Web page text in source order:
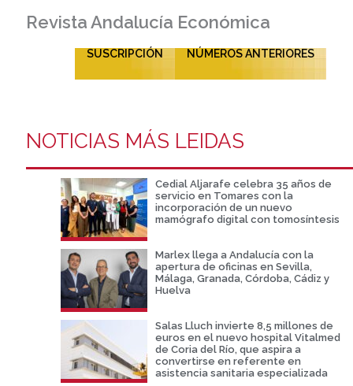
Revista Andalucía Económica
SUSCRIPCIÓN NÚMEROS ANTERIORES
NOTICIAS MÁS LEIDAS
Cedial Aljarafe celebra 35 años de
servicio en Tomares con la
incorporación de un nuevo
mamógrafo digital con tomosíntesis
Marlex llega a Andalucía con la
apertura de oficinas en Sevilla,
Málaga, Granada, Córdoba, Cádiz y
Huelva
Salas Lluch invierte 8,5 millones de
euros en el nuevo hospital Vitalmed
de Coria del Río, que aspira a
convertirse en referente en
asistencia sanitaria especializada